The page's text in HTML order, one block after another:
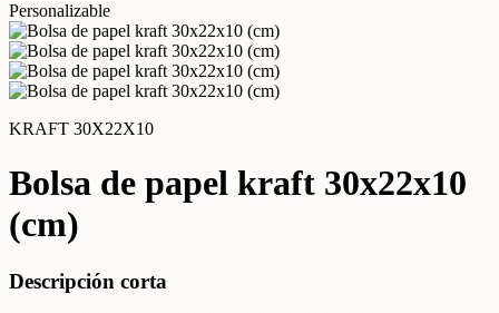
Personalizable
KRAFT 30X22X10
Bolsa de papel kraft 30x22x10
(cm)
Descripción corta